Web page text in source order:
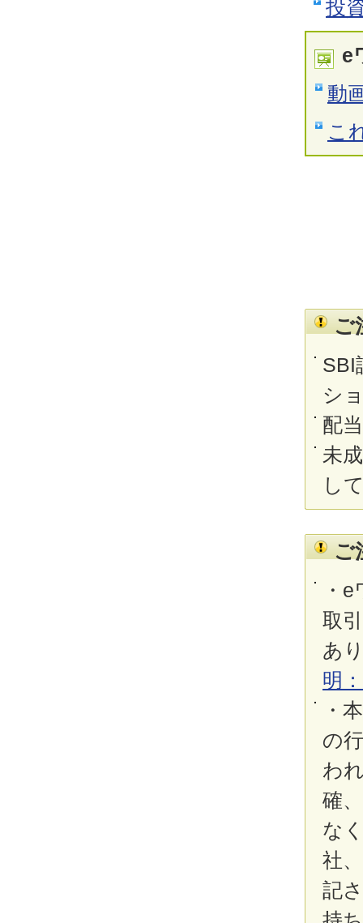
投
e
動
こ
ご
SBI
シ
配
未
し
ご
・
取
あ
明
・
の
わ
確
な
社
記